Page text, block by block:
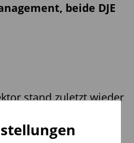
beide DJE
stand zuletzt wieder
bedingt durch
Anglo American,